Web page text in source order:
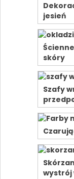
jesień
skóry
Szafy
wystrój